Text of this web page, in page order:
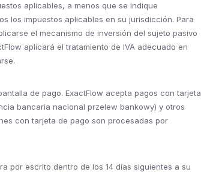
aplicables, a menos que se indique
los impuestos aplicables en su jurisdicción. Para
el mecanismo de inversión del sujeto pasivo
aplicará el tratamiento de IVA adecuado en
de pago. ExactFlow acepta pagos con tarjeta
bancaria nacional przelew bankowy) y otros
con tarjeta de pago son procesadas por
por escrito dentro de los 14 días siguientes a su